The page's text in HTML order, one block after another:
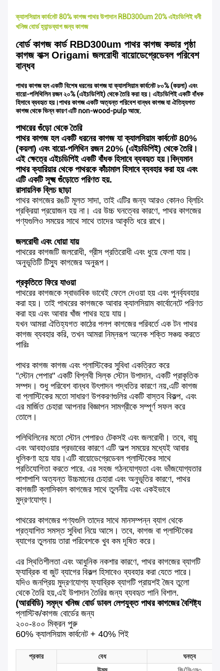
ক্যালসিয়াম কার্বনেট 80% কাগজ পাথর উপাদান RBD300um 20% এইচডিপিই ধনী
খনিজ বোর্ড হ্যান্ডব্যাগ জন্য কাগজ
বোর্ড কাগজ কার্ড RBD300um পাথর কাগজ কভার পৃষ্ঠা
কাগজ বাক্স Origami জলরোধী বায়োডেগ্রেডেবল পরিবেশ
বান্ধব
পাথর কাগজ হল একটি বিশেষ ধরনের কাগজ যা ক্যালসিয়াম কার্বনেট ৮০% (কয়লা) এবং
বায়ো-পলিথিলিন রজন ২০% (এইচডিপিই) থেকে তৈরি করা হয়। এইচডিপিই একটি বাঁধক
হিসাবে ব্যবহৃত হয়।পাথর কাগজ একটি অত্যন্ত পরিবেশ বান্ধব কাগজ যা ঐতিহ্যগত
কাগজ থেকে ভিন্ন কারণ এটি non-wood-pulp আছে.
পাথরের গুঁড়ো থেকে তৈরি
পাথর কাগজ হল একটি ধরনের কাগজ যা ক্যালসিয়াম কার্বনেট 80%
(কয়লা) এবং বায়ো-পলিথিন রজন 20% (এইচডিপিই) থেকে তৈরি।
এই ক্ষেত্রে এইচডিপিই একটি বাঁধক হিসাবে ব্যবহৃত হয়।বিদ্যমান
পাথর ক্যারিয়ার থেকে পাথরকে কাঁচামাল হিসাবে ব্যবহার করা হয় এবং
এটি একটি সূক্ষ্ম গুঁড়োতে পরিণত হয়.
রাসায়নিক ব্লিচ ছাড়া
পাথর কাগজের রঙটি মূলত সাদা, তাই এটির জন্য আরও কোনও ব্লিচিং
প্রক্রিয়া প্রয়োজন হয় না। এর উচ্চ ঘনত্বের কারণে, পাথর কাগজের
পণ্যগুলিও সময়ের সাথে সাথে তাদের আকৃতি ধরে রাখে।
জলরোধী এবং ধোয়া যায়
পাথরের কাগজটি জলরোধী, গ্রীস প্রতিরোধী এবং ধুয়ে ফেলা যায়।
অনুভূতিটি টিস্যু কাগজের অনুরূপ।
প্রকৃতিতে ফিরে যাওয়া
পাথরের কাগজকে স্বাভাবিক ভাবেই ফেলে দেওয়া হয় এবং পুনর্ব্যবহার
করা হয়। তাই পাথরের কাগজকে আবার ক্যালসিয়াম কার্বোনেটে পরিণত
করা হয় এবং আবার খাঁজ পাথর হয়ে যায়।
যখন আমরা ঐতিহ্যগত কাঠের পলপ কাগজের পরিবর্তে এক টন পাথর
কাগজ ব্যবহার করি, তখন আমরা নিম্নরূপ অনেক শক্তি সঞ্চয় করতে
পারিঃ
পাথর কাগজ কাগজ এবং প্লাস্টিকের সুবিধা একত্রিত করে
"স্টোন পেপার" একটি বিপ্লবী সিল্ক স্টোন উপাদান, একটি প্রাকৃতিক
সম্পদ। শুধু পরিবেশ বান্ধব উৎপাদন পদ্ধতির কারণে নয়,এটি কাগজ
বা প্লাস্টিকের মতো সাধারণ উপকরণগুলির একটি বাস্তব বিকল্প, এবং
এর মার্জিত চেহারা আপনার বিজ্ঞাপন সামগ্রীকে সম্পূর্ণ সফল করে
তোলে।
পলিথিলিনের মতো স্টোন পেপারও টেকসই এবং জলরোধী। তবে, বায়ু
এবং আবহাওয়ার প্রভাবের কারণে এটি অল্প সময়ের মধ্যেই আবার
ধূলিকণা হয়ে যায়।এটি বায়োডেগ্রেডেবল প্লাস্টিকের সাথে
প্রতিযোগিতা করতে পারে. এর সহজ গঠনযোগ্যতা এবং ভাঁজযোগ্যতার
পাশাপাশি অত্যন্ত উচ্চমানের চেহারা এবং অনুভূতির কারণে, পাথর
কাগজটি ক্লাসিকাল কাগজের সাথে তুলনীয় এবং একইভাবে
মুদ্রণযোগ্য।
পাথরের কাগজের পণ্যগুলি তাদের সাথে মানসম্পন্ন ব্যাগ থেকে
প্রত্যাশিত সমস্ত সুবিধা নিয়ে আসে। তবে, কাগজ বা প্লাস্টিকের
ব্যাগের তুলনায় তারা পরিবেশকে খুব কম দূষিত করে।
এর স্থিতিশীলতা এবং আধুনিক নকশার কারণে, পাথর কাগজের ব্যাগটি
ফ্যাব্রিক বা জুট ব্যাগের বিকল্প হিসাবেও ব্যবহার করা যেতে পারে।
যদিও জনপ্রিয় মুদ্রণযোগ্য ফ্যাব্রিক ব্যাগটি প্রায়শই জৈব তুলো
থেকে তৈরি হয়,এই উপাদান তৈরির জন্য ব্যবহৃত পানি বিশাল.
(আরবিডি) সমৃদ্ধ খনিজ বোর্ড ডাবল লেপযুক্ত পাথর কাগজের বৈশিষ্ট্য
প্লাস্টিক/কাগজ বোর্ডের জন্য
২০০-৪০০ মিক্রন পুরু
60% ক্যালসিয়াম কার্বনেট + 40% পিই
প্রকার বেধ
ঘনত্ব